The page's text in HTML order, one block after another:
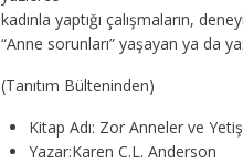
kadınla yaptığı çalışmaların,
“Anne sorunları” yaşayan ya da
(Tanıtım Bülteninden)
Kitap Adı: Zor Anneler ve
Yazar:Karen C.L. Anderson